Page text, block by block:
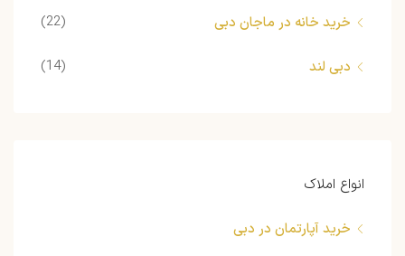
خرید خانه در ماجان دبی (22)
دبی لند (14)
انواع املاک
خرید آپارتمان در دبی